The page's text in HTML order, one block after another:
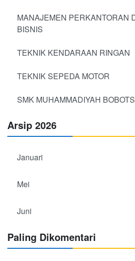
MANAJEMEN PERKANTORAN
BISNIS
TEKNIK KENDARAAN RINGAN
TEKNIK SEPEDA MOTOR
SMK MUHAMMADIYAH
Arsip 2026
Januari
Mei
Juni
Paling Dikomentari